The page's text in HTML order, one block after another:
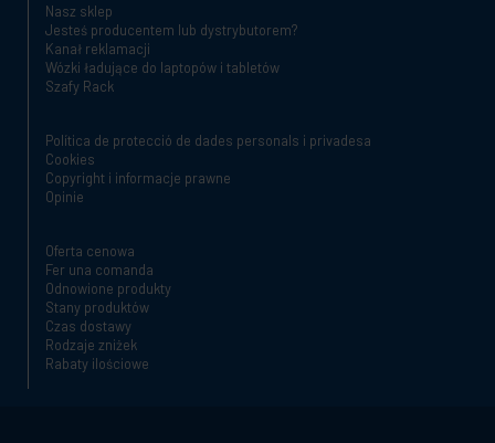
Nasz sklep
Jesteś producentem lub dystrybutorem?
Kanał reklamacji
Wózki ładujące do laptopów i tabletów
Szafy Rack
Política de protecció de dades personals i privadesa
Cookies
Copyright i informacje prawne
Opinie
Oferta cenowa
Fer una comanda
Odnowione produkty
Stany produktów
Czas dostawy
Rodzaje zniżek
Rabaty ilościowe